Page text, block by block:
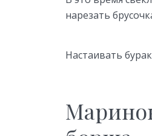
нарезать
Настаивать